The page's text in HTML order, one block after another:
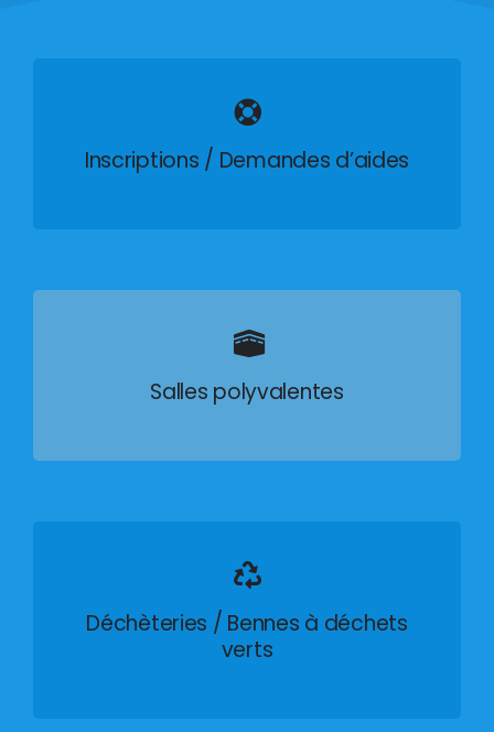
Inscriptions / Demandes d’aides
Salles polyvalentes
Déchèteries / Bennes à déchets
verts